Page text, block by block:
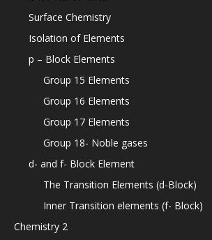
Surface Chemistry
Isolation of Elements
p – Block Elements
Group 15 Elements
Group 16 Elements
Group 17 Elements
Group 18- Noble gases
d- and f- Block Element
The Transition Elements (d-Block)
Inner Transition elements (f- Block)
Chemistry 2